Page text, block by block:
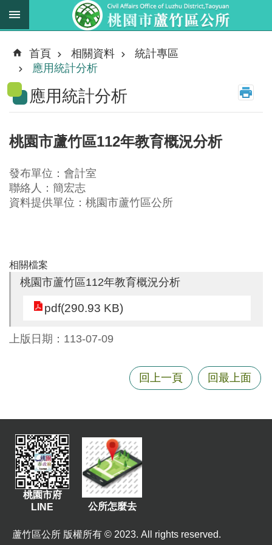
跳到主要內容區塊
新
消
息
業
職
掌
法
規
資
階
搜
尋
蘆
息
公
告
便
民
首頁 相關資料
統計專區
應用統計分析
應用統計分析
桃園市蘆竹區112年教育概況分析
發布單位：會計室
聯絡人：簡宏志
資料提供單位：桃園市蘆竹區公所
相關檔案
桃園市蘆竹區112年教育概況分析
pdf(290.93 KB)
上版日期：113-07-09
回上一頁 回最上面
桃園市府
LINE
公所怎麼去
蘆竹區公所 版權所有 © 2023. All rights reserved.